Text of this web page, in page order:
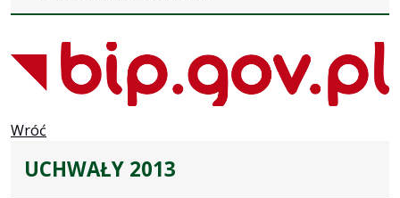
Wróć
UCHWAŁY 2013